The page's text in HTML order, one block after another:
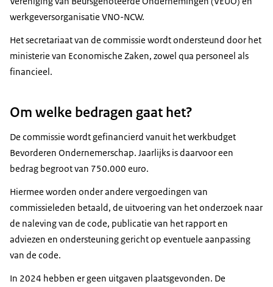
werkgeversorganisatie VNO-NCW.
Het secretariaat van de commissie wordt ondersteund door het
ministerie van Economische Zaken, zowel qua personeel als
financieel.
Om welke bedragen gaat het?
De commissie wordt gefinancierd vanuit het werkbudget
Bevorderen Ondernemerschap. Jaarlijks is daarvoor een
bedrag begroot van 750.000 euro.
Hiermee worden onder andere vergoedingen van
commissieleden betaald, de uitvoering van het onderzoek naar
de naleving van de code, publicatie van het rapport en
adviezen en ondersteuning gericht op eventuele aanpassing
van de code.
In 2024 hebben er geen uitgaven plaatsgevonden. De